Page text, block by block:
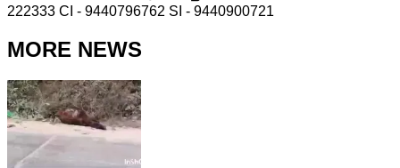
222333 CI - 9440796762 SI - 9440900721
MORE NEWS